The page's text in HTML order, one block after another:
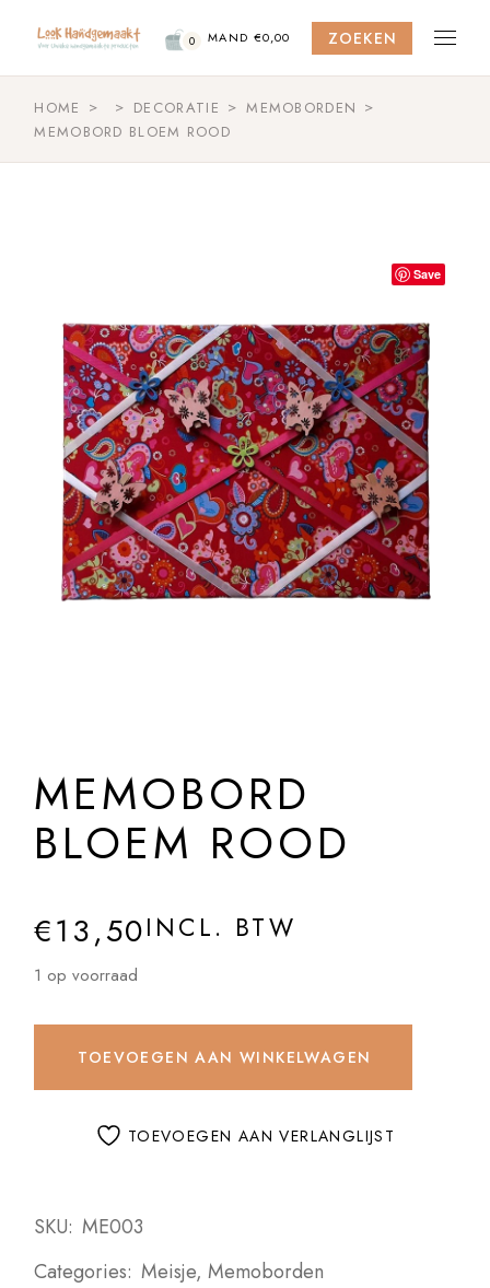
content
0 MAND €0,00 ZOEKEN
HOME DECORATIE
MEMOBORDEN
MEMOBORD BLOEM ROOD
Save
MEMOBORD
BLOEM ROOD
€13,50INCL. BTW
1 op voorraad
TOEVOEGEN AAN WINKELWAGEN
TOEVOEGEN AAN VERLANGLIJST
SKU: ME003
Categories: Meisje,Memoborden